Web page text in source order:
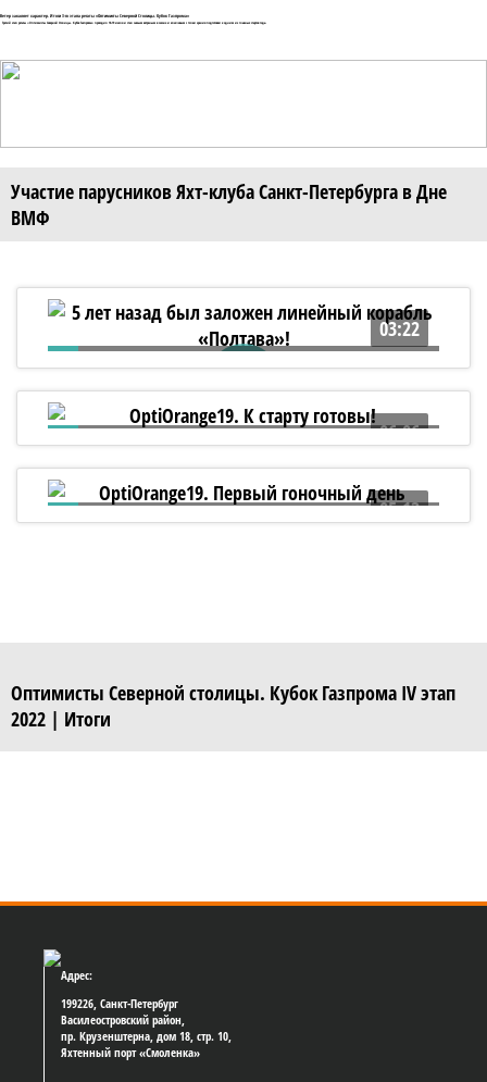
Ветер закаляет характер. Итоги 3-го этапа регаты «Оптимисты Северной Столицы. Кубок Газпрома»
Третий этап регаты «Оптимисты Северной Столицы. Кубок Газпрома» проходил 18-19 июля и стал самым ветреным в сезоне и ключевым с точки зрения подготовки к одним из главных стартов года.
Участие парусников Яхт-клуба Санкт-Петербурга в Дне
ВМФ
03:22
5 лет назад был заложен линейный
корабль «Полтава»!
06:06
OptiOrange19. К старту готовы!
05:13
OptiOrange19. Первый гоночный день
Оптимисты Северной столицы. Кубок Газпрома IV этап
2022 | Итоги
Адрес:
199226, Санкт-Петербург
Василеостровский район,
пр. Крузенштерна, дом 18, стр. 10,
Яхтенный порт «Смоленка»